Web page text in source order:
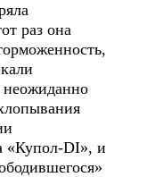
раз она
«Купол-DI», и